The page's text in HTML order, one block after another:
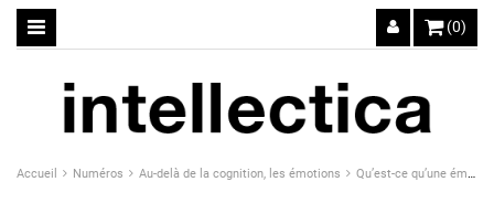
(0)
Accueil Numéros Au-delà de la cognition, les émotions Qu’est-ce qu’une émotion ? Introduction au volume